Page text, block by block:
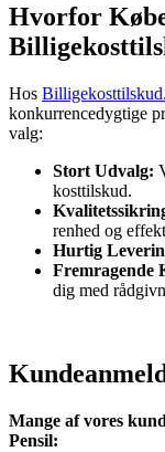
Hvorfor
Hos
konkurrencedygtige
valg:
Stort Udvalg:
kosttilskud.
renhed og
Hurtig
Fremragende
dig med
Mange af vores
Pensil: